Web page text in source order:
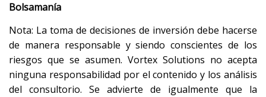
Bolsamanía
Nota: La toma de decisiones de inversión debe hacerse
de manera responsable y siendo conscientes de los
riesgos que se asumen. Vortex Solutions no acepta
ninguna responsabilidad por el contenido y los análisis
del consultorio. Se advierte de igualmente que la